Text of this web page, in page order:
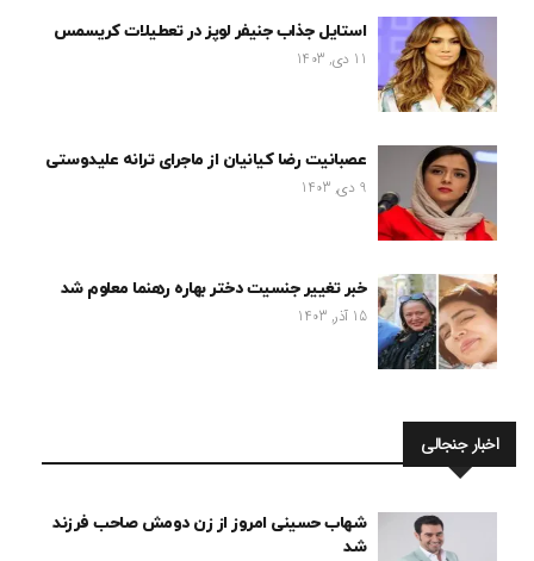
استایل جذاب جنیفر لوپز در تعطیلات کریسمس
11 دی, 1403
عصبانیت رضا کیانیان از ماجرای ترانه علیدوستی
9 دی, 1403
خبر تغییر جنسیت دختر بهاره رهنما معلوم شد
15 آذر, 1403
اخبار جنجالی
شهاب حسینی امروز از زن دومش صاحب فرزند
شد